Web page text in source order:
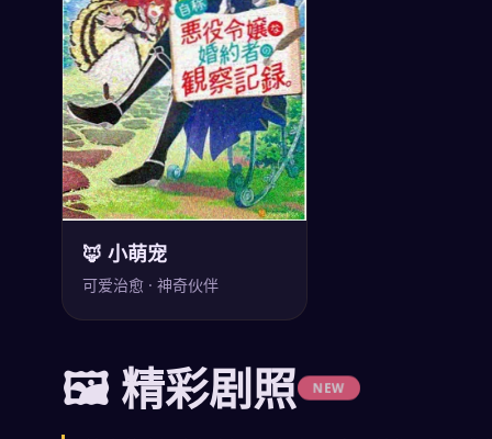
🦊 小萌宠
可爱治愈 · 神奇伙伴
🖼 精彩剧照 NEW